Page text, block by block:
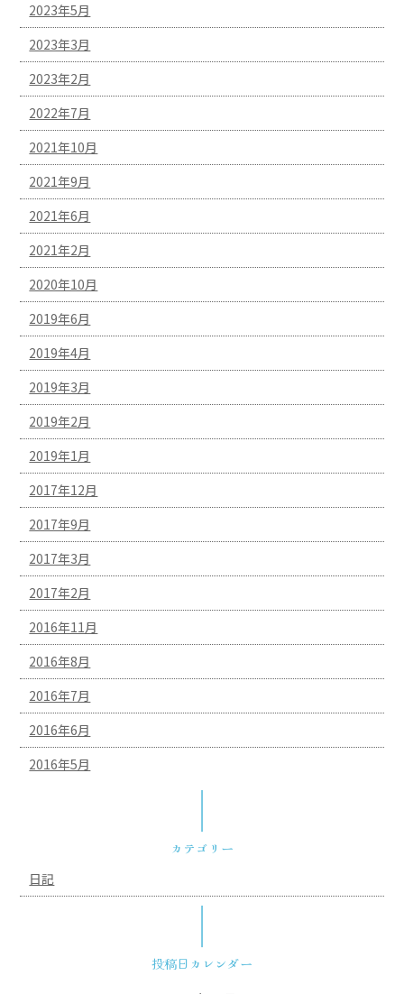
2023年5月
2023年3月
2023年2月
2022年7月
2021年10月
2021年9月
2021年6月
2021年2月
2020年10月
2019年6月
2019年4月
2019年3月
2019年2月
2019年1月
2017年12月
2017年9月
2017年3月
2017年2月
2016年11月
2016年8月
2016年7月
2016年6月
2016年5月
カテゴリー
日記
投稿日カレンダー